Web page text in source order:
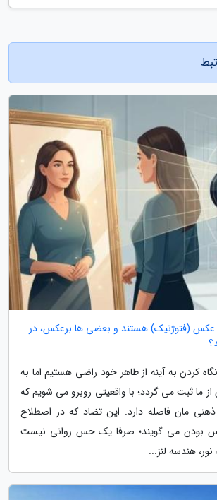
(فتوژنیک) هستند و بعضی ها برعکس، در
کردن به آینه از ظاهر خود راضی هستیم اما به
ما ثبت می گردد؛ با واقعیتی روبرو می شویم که
مان فاصله دارد. این تضاد که در اصطلاح
بودن می گویند؛ صرفا یک حس روانی نیست
هندسه لنز...